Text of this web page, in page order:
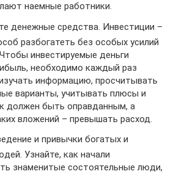
наемные работники.
денежные средства. Инвестиции –
разбогатеть без особых усилий
инвестируемые деньги
необходимо каждый раз
информацию, просчитывать
варианты, учитывать плюсы и
должен быть оправданным, а
вложений – превышать расход.
и привычки богатых и
Узнайте, как начали
знаменитые состоятельные люди,